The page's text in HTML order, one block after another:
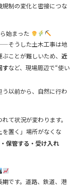
制の変化と密接につな
始まった
そうした土木工事は地
ことが難しいため、近
すなど、現場周辺で“使い
以前から、自然に行わ
て状況が変わります。
置く」場所がなくな
保管する・受け入れ
です。道路、鉄道、港